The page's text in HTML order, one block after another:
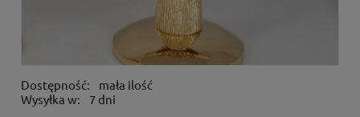
Dostępność:
mała ilość
Wysyłka w:
7 dni